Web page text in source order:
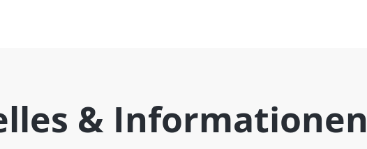
& Informationen